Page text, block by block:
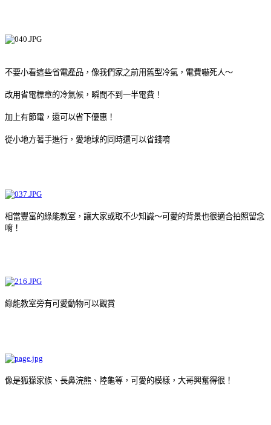
不要小看這些省電產品，像我們家之前用舊型冷氣，電費嚇死人～
改用省電標章的冷氣候，瞬間不到一半電費！
加上有節電，還可以省下優惠！
從小地方著手進行，愛地球的同時還可以省錢唷
相當豐富的綠能教室，讓大家或取不少知識～可愛的背景也很適合拍照留念
唷！
綠能教室旁有可愛動物可以觀賞
像是狐獴家族、長鼻浣熊、陸龜等，可愛的模樣，大哥興奮得很！